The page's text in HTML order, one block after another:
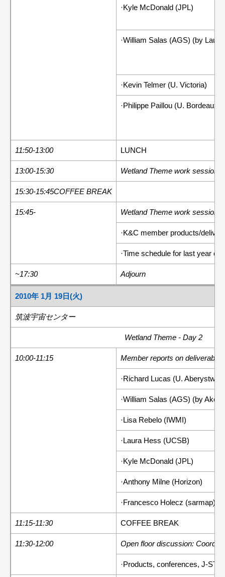
·Kyle McDonald (JPL)
·William Salas (AGS) (by
·Kevin Telmer (U. Victoria)
·Philippe Paillou (U. Bordeaux)
11:50-13:00 LUNCH
13:00-15:30 Wetland Theme work session
15:30-15:45COFFEE BREAK
15:45- Wetland Theme work session
·K&C member products/
·Time schedule for last year of
~17:30 Adjourn
2010年 1月 19日(火)
筑波宇宙センター
Wetland Theme - Day 2
10:00-11:15 Member reports on
·Richard Lucas (U.
·William Salas (AGS) (by Ake)
·Lisa Rebelo (IWMI)
·Laura Hess (UCSB)
·Kyle McDonald (JPL)
·Anthony Milne (Horizon)
·Francesco Holecz (sarmap)
11:15-11:30 COFFEE BREAK
11:30-12:00 Open floor discussion:
·Products, conferences, J-